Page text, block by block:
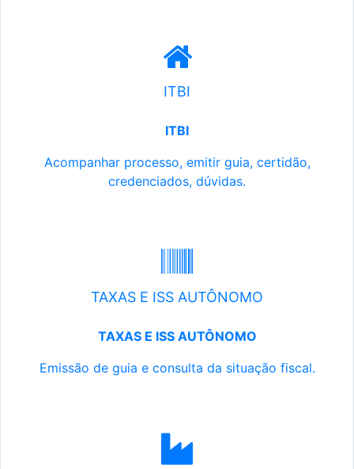
ITBI
ITBI
Acompanhar processo, emitir guia, certidão,
credenciados, dúvidas.
TAXAS E ISS AUTÔNOMO
TAXAS E ISS AUTÔNOMO
Emissão de guia e consulta da situação fiscal.